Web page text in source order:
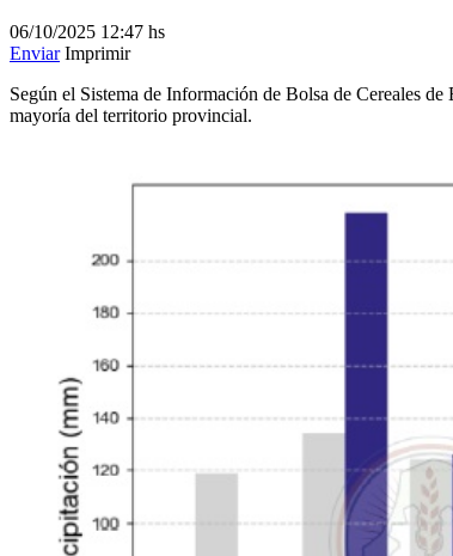
06/10/2025 12:47 hs
Enviar Imprimir
Según el Sistema de Información de Bolsa de Cereales
mayoría del territorio provincial.